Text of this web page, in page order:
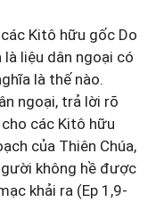
Kitô hữu gốc Do
liệu dân ngoại có
là thế nào.
ngoại, trả lời rõ
các Kitô hữu
của Thiên Chúa,
không hề được
khải ra (Ep 1,9-